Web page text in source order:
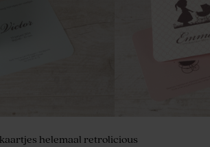
helemaal retrolicious